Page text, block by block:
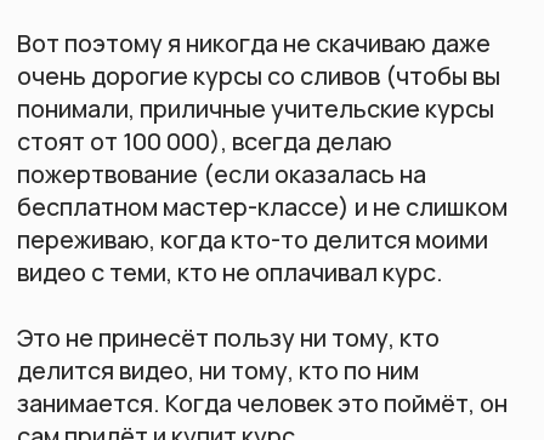
Система энергообмена работает
безотказно. Если учитель не берёт плату
за свои занятия, его энергопоток начнёт
проседать.
Если ученик не отдаёт оговоренную плату
— энергия уходит в двойном объёме из
центров, отвечающих за важные аспекты
жизнедеятельности. Человек не хочет
платить деньгами — расплачивается
энергией из других центров.
Кстати, Йоги Бхаджан, помогая хиппи
избавиться от зависимости от
психоактивных веществ и понимая, что у
них нет денег на классы, разбрасывал
вокруг своего ашрама монеты. Ученики их